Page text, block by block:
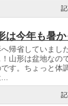
は今年も暑
へ帰省していまし
山形は盆地なの
です。ちょっと体